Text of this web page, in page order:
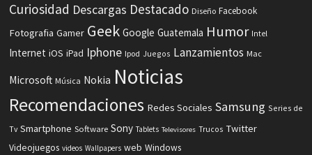
Curiosidad Descargas Destacado Diseño Facebook
Fotografia Gamer Geek Google Guatemala Humor Intel
Internet iOS iPad Iphone Ipod Juegos Lanzamientos Mac
Microsoft Música Nokia Noticias
Recomendaciones Redes Sociales Samsung Series de
Tv Smartphone Software Sony Tablets Televisores Trucos Twitter
Videojuegos videos Wallpapers web Windows